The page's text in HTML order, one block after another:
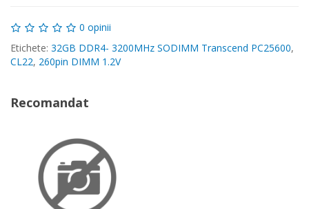
0 opinii
Etichete: 32GB DDR4- 3200MHz SODIMM Transcend PC25600,
CL22, 260pin DIMM 1.2V
Recomandat